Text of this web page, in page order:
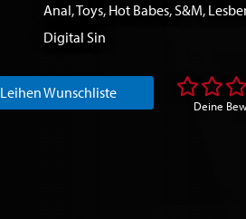
Anal,Toys, Hot Babes,S&M,
Digital Sin
Leihen Wunschliste
Deine